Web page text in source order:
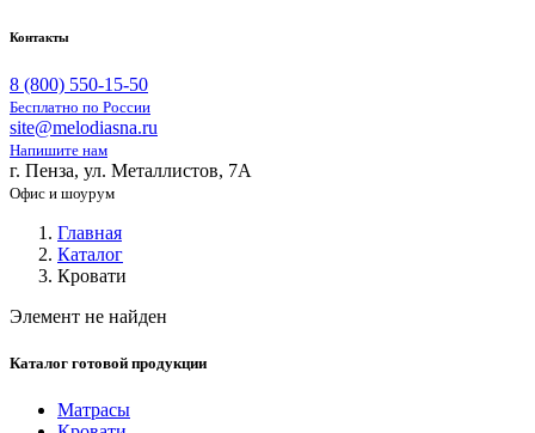
Контакты
8 (800) 550-15-50
Бесплатно по России
site@melodiasna.ru
Напишите нам
г. Пенза, ул. Металлистов, 7А
Офис и шоурум
Главная
Каталог
Кровати
Элемент не найден
Каталог готовой продукции
Матрасы